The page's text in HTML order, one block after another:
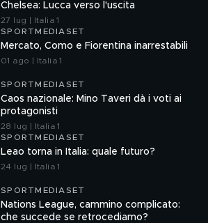
Chelsea: Lucca verso l'uscita
27 lug | Italia 1
SPORTMEDIASET
Mercato, Como e Fiorentina inarrestabili
01 ago | Italia 1
SPORTMEDIASET
Caos nazionale: Mino Taveri dà i voti ai
protagonisti
28 lug | Italia 1
SPORTMEDIASET
Leao torna in Italia: quale futuro?
24 lug | Italia 1
SPORTMEDIASET
Nations League, cammino complicato:
che succede se retrocediamo?